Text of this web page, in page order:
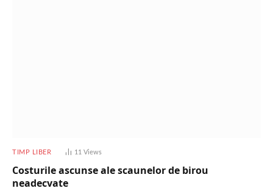
TIMP LIBER 11 Views
Costurile ascunse ale scaunelor de birou
neadecvate